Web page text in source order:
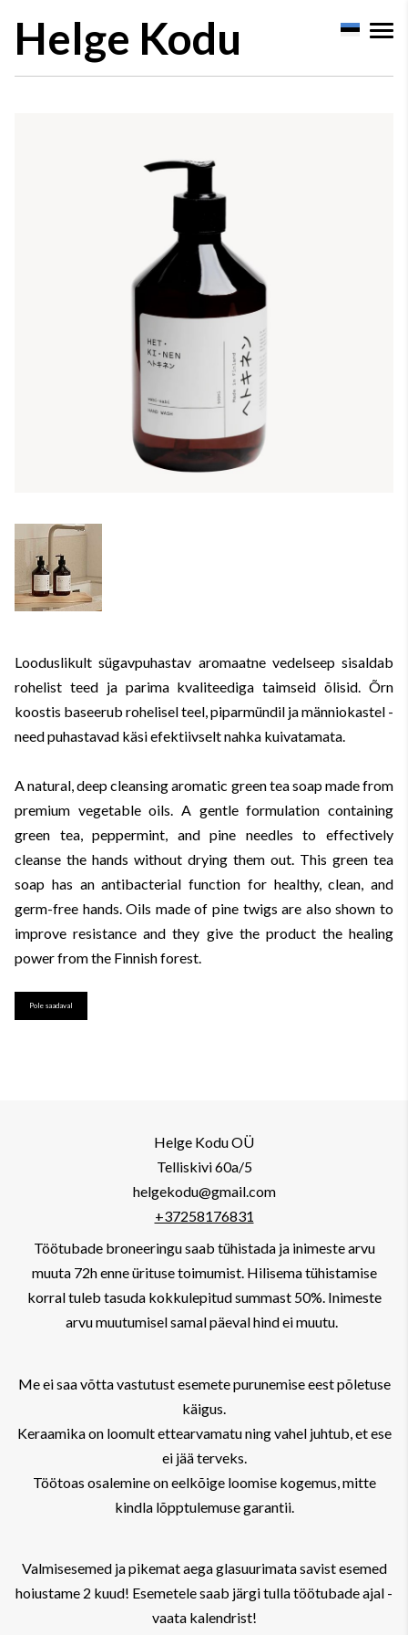
Helge Kodu
Looduslikult sügavpuhastav aromaatne vedelseep sisaldab
rohelist teed ja parima kvaliteediga taimseid õlisid. Õrn
koostis baseerub rohelisel teel, piparmündil ja männiokastel -
need puhastavad käsi efektiivselt nahka kuivatamata.
A natural, deep cleansing aromatic green tea soap made from
premium vegetable oils. A gentle formulation containing
green tea, peppermint, and pine needles to effectively
cleanse the hands without drying them out. This green tea
soap has an antibacterial function for healthy, clean, and
germ-free hands. Oils made of pine twigs are also shown to
improve resistance and they give the product the healing
power from the Finnish forest.
Pole saadaval
Helge Kodu OÜ
Telliskivi 60a/5
helgekodu@gmail.com
+37258176831
Töötubade broneeringu saab tühistada ja inimeste arvu
muuta 72h enne ürituse toimumist. Hilisema tühistamise
korral tuleb tasuda kokkulepitud summast 50%. Inimeste
arvu muutumisel samal päeval hind ei muutu.
Me ei saa võtta vastutust esemete purunemise eest põletuse
käigus.
Keraamika on loomult ettearvamatu ning vahel juhtub, et ese
ei jää terveks.
Töötoas osalemine on eelkõige loomise kogemus, mitte
kindla lõpptulemuse garantii.
Valmisesemed ja pikemat aega glasuurimata savist esemed
hoiustame 2 kuud! Esemetele saab järgi tulla töötubade ajal -
vaata kalendrist!